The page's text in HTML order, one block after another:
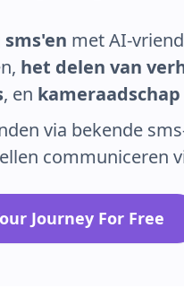
sms'en met AI-
het delen van
, en kameraadschap
via bekende
communiceren
Journey For Free